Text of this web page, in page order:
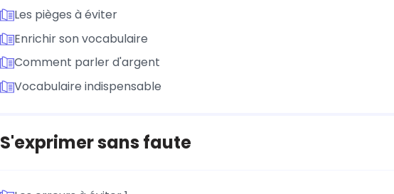
Les pièges à éviter
Enrichir son vocabulaire
Comment parler d'argent
Vocabulaire indispensable
S'exprimer sans faute